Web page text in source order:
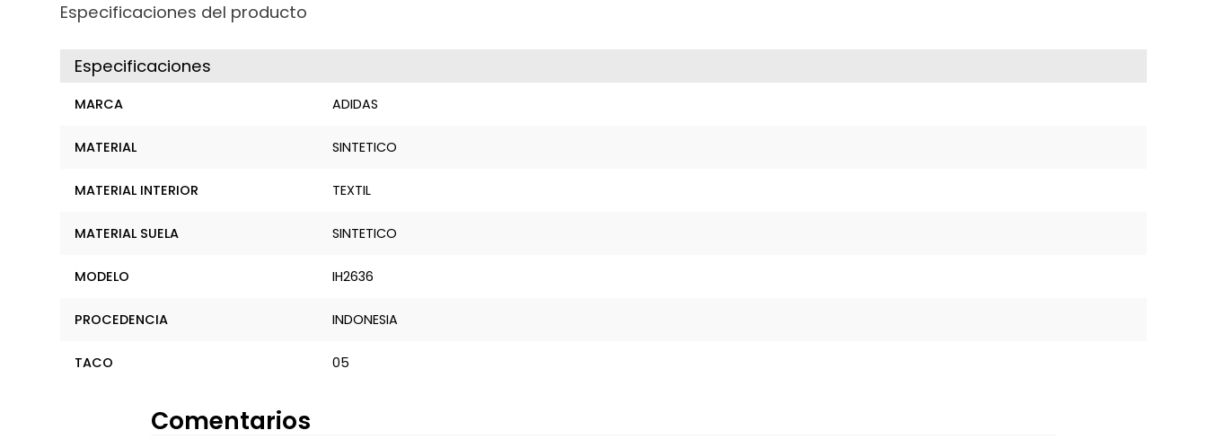
Especificaciones del producto
Especificaciones
MARCA ADIDAS
MATERIAL SINTETICO
MATERIAL INTERIOR TEXTIL
MATERIAL SUELA SINTETICO
MODELO IH2636
PROCEDENCIA INDONESIA
TACO 05
Comentarios